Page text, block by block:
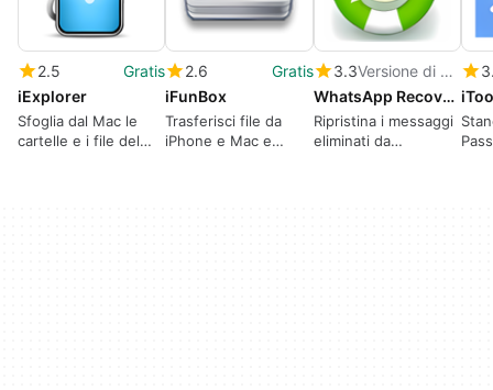
2.5
Gratis
iExplorer
Sfoglia dal Mac le
cartelle e i file del
2.6
Gratis
iFunBox
Trasferisci file da
iPhone e Mac e
3.3
Versione di prova
WhatsApp Recovery for Mac
Ripristina i messaggi
eliminati da